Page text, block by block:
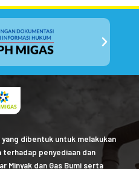
yang dibentuk untuk melakukan
penyediaan dan
Minyak dan Gas Bumi serta